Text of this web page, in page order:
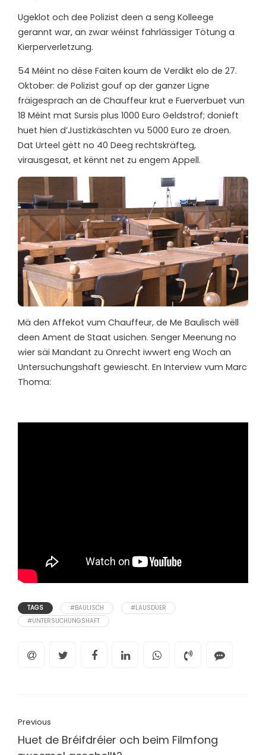
Ugeklot och dee Polizist deen a seng Kolleege
gerannt war, an zwar wéinst fahrlässiger Tötung a
Kierperverletzung.
54 Méint no dëse Faiten koum de Verdikt elo de 27.
Oktober: de Polizist gouf op der ganzer Ligne
fräigesprach an de Chauffeur krut e Fuerverbuet vun
18 Méint mat Sursis plus 1000 Euro Geldstrof; donieft
huet hien d’Justizkäschten vu 5000 Euro ze droen.
Dat Urteel gëtt no 40 Deeg rechtskräfteg,
virausgesat, et kënnt net zu engem Appell.
Mä den Affekot vum Chauffeur, de Me Baulisch wëll
deen Ament de Staat usichen. Senger Meenung no
wier säi Mandant zu Onrecht iwwert eng Woch an
Untersuchungshaft gewiescht. En Interview vum Marc
Thoma:
TAGS #BAULISCH
#LAUSDUER
#UNTERSUCHUNGSHAFT
Previous
Huet de Bréifdréier och beim Filmfong